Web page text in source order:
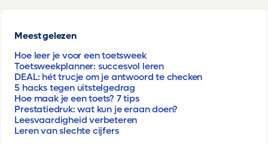
Meest gelezen
Hoe leer je voor een toetsweek
Toetsweekplanner: succesvol leren
DEAL: hét trucje om je antwoord te checken
5 hacks tegen uitstelgedrag
Hoe maak je een toets? 7 tips
Prestatiedruk: wat kun je eraan doen?
Leesvaardigheid verbeteren
Leren van slechte cijfers